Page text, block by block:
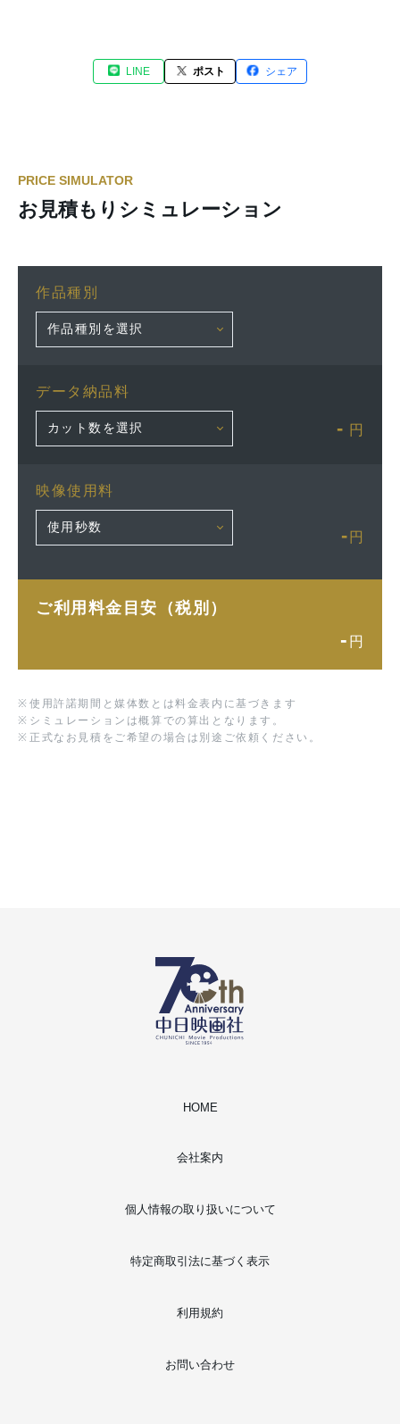
LINE ポスト シェア
PRICE SIMULATOR
お見積もりシミュレーション
作品種別
データ納品料
- 円
映像使用料
- 円
ご利用料金目安（税別）
- 円
※ 使用許諾期間と媒体数とは料金表内に基づきます
※ シミュレーションは概算での算出となります。
※ 正式なお見積をご希望の場合は別途ご依頼ください。
HOME
会社案内
個人情報の取り扱いについて
特定商取引法に基づく表示
利用規約
お問い合わせ